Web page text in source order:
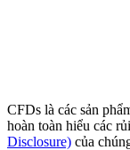
CFDs là các sản
hoàn toàn hiểu các
Disclosure) của